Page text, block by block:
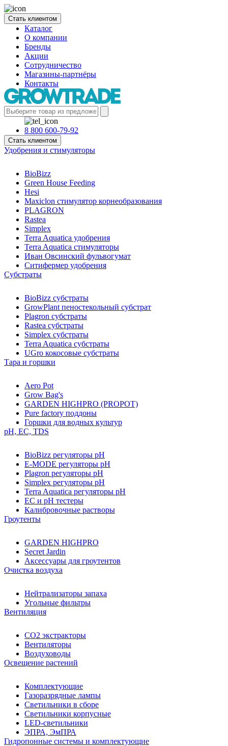
Стать клиентом
Каталог
О компании
Бренды
Акции
Сотрудничество
Магазины-партнёры
Контакты
8 800 600-79-92
Стать клиентом
Удобрения и стимуляторы
BioBizz
Green House Feeding
Hesi
Maxiclon стимулятор корнеобразования
PLAGRON
Rastea
Simplex
Terra Aquatica удобрения
Terra Aquatica стимуляторы
Иван Овсинский фульвогумат
Ситифермер удобрения
Субстраты
BioBizz cубстраты
GrowPlant пеностекольный субстрат
Plagron cубстраты
Rastea cубстраты
Simplex cубстраты
Terra Aquatica cубстраты
UGro кокосовые субстраты
Тара и горшки
Aero Pot
Grow Bag's
GARDEN HIGHPRO (PROPOT)
Pure factory поддоны
Горшки для водных культур
pH, EC, TDS
BioBizz регуляторы pH
E-MODE регуляторы pH
Plagron регуляторы pH
Simplex регуляторы pH
Terra Aquatica регуляторы pH
EC и pH тестеры
Калибровочные растворы
Гроутенты
GARDEN HIGHPRO
Secret Jardin
Аксессуары для гроутентов
Очистка воздуха
Нейтрализаторы запаха
Угольные фильтры
Вентиляция
CO2 экстракторы
Вентиляторы
Воздуховоды
Освещение растений
Комплектующие
Газоразрядные лампы
Светильники в сборе
Светильники корпусные
LED-светильники
ЭПРА, ЭмПРА
Гидропонные системы и комплектующие